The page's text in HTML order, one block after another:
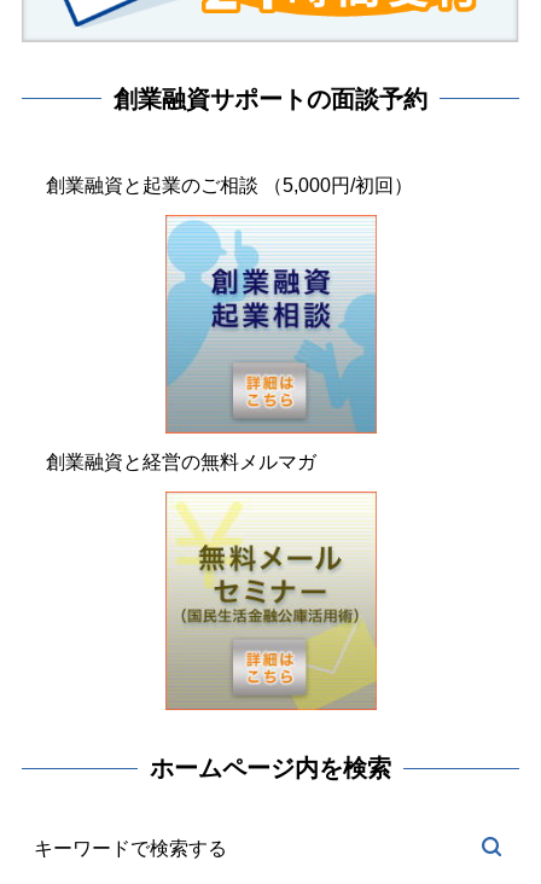
創業融資サポートの面談予約
創業融資と起業のご相談 （5,000円/初回）
創業融資と経営の無料メルマガ
ホームページ内を検索